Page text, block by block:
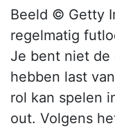
Beeld © Getty
regelmatig
Je bent niet de
hebben last
rol kan spelen
out. Volgens